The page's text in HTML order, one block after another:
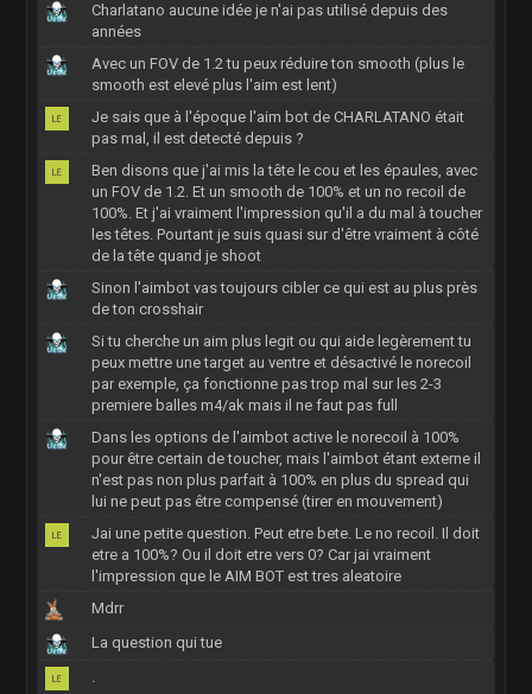
Charlatano aucune idée je n'ai pas utilisé depuis des
années
Avec un FOV de 1.2 tu peux réduire ton smooth (plus le
smooth est elevé plus l'aim est lent)
Je sais que à l'époque l'aim bot de CHARLATANO était
pas mal, il est detecté depuis ?
Ben disons que j'ai mis la tête le cou et les épaules, avec
un FOV de 1.2. Et un smooth de 100% et un no recoil de
100%. Et j'ai vraiment l'impression qu'il a du mal à toucher
les têtes. Pourtant je suis quasi sur d'être vraiment à côté
de la tête quand je shoot
Sinon l'aimbot vas toujours cibler ce qui est au plus près
de ton crosshair
Si tu cherche un aim plus legit ou qui aide legèrement tu
peux mettre une target au ventre et désactivé le norecoil
par exemple, ça fonctionne pas trop mal sur les 2-3
premiere balles m4/ak mais il ne faut pas full
Dans les options de l'aimbot active le norecoil à 100%
pour être certain de toucher, mais l'aimbot étant externe il
n'est pas non plus parfait à 100% en plus du spread qui
lui ne peut pas être compensé (tirer en mouvement)
Jai une petite question. Peut etre bete. Le no recoil. Il doit
etre a 100%? Ou il doit etre vers 0? Car jai vraiment
l'impression que le AIM BOT est tres aleatoire
Mdrr
La question qui tue
.